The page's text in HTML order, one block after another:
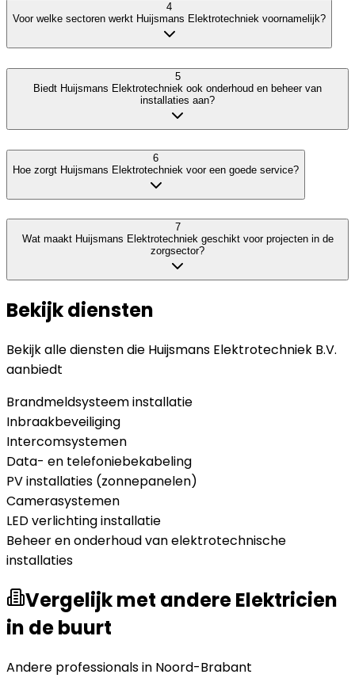
4
Voor welke sectoren werkt Huijsmans Elektrotechniek voornamelijk?
5
Biedt Huijsmans Elektrotechniek ook onderhoud en beheer van
installaties aan?
6
Hoe zorgt Huijsmans Elektrotechniek voor een goede service?
7
Wat maakt Huijsmans Elektrotechniek geschikt voor projecten in de
zorgsector?
Bekijk diensten
Bekijk alle diensten die Huijsmans Elektrotechniek B.V.
aanbiedt
Brandmeldsysteem installatie
Inbraakbeveiliging
Intercomsystemen
Data- en telefoniebekabeling
PV installaties (zonnepanelen)
Camerasystemen
LED verlichting installatie
Beheer en onderhoud van elektrotechnische
installaties
Vergelijk met andere Elektricien
in de buurt
Andere professionals in Noord-Brabant